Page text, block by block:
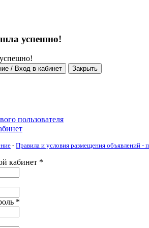
успешно!
/ Вход в кабинет
Закрыть
пользователя
- Правила и условия размещения объявлений -
кабинет *
*